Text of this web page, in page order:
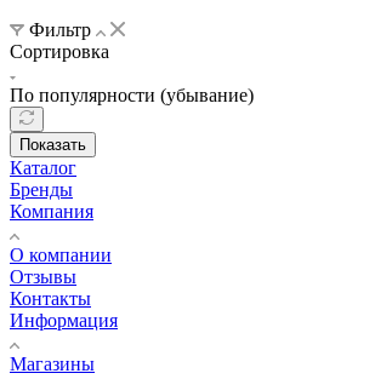
Фильтр
Сортировка
По популярности (убывание)
Показать
Каталог
Бренды
Компания
О компании
Отзывы
Контакты
Информация
Магазины